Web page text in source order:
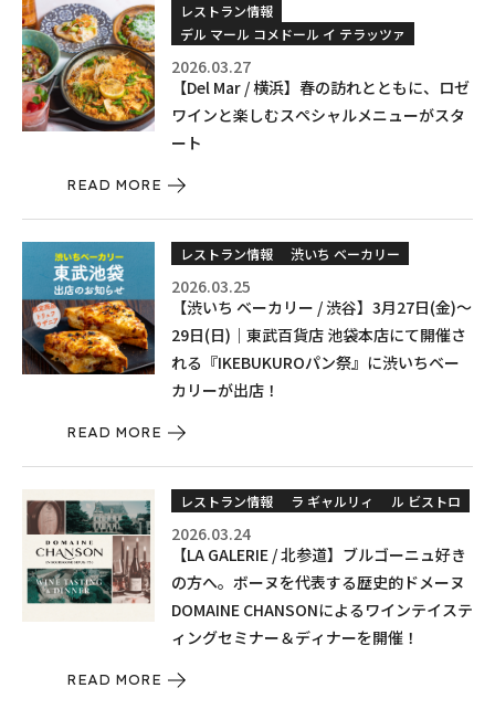
レストラン情報
デル マール コメドール イ テラッツァ
2026.03.27
【Del Mar / 横浜】春の訪れとともに、ロゼ
ワインと楽しむスペシャルメニューがスタ
ート
READ MORE
レストラン情報 渋いち ベーカリー
2026.03.25
【渋いち ベーカリー / 渋谷】3月27日(金)〜
29日(日)｜東武百貨店 池袋本店にて開催さ
れる『IKEBUKUROパン祭』に渋いちベー
カリーが出店！
READ MORE
レストラン情報 ラ ギャルリィ ル ビストロ
2026.03.24
【LA GALERIE / 北参道】ブルゴーニュ好き
の方へ。ボーヌを代表する歴史的ドメーヌ
DOMAINE CHANSONによるワインテイステ
ィングセミナー＆ディナーを開催！
READ MORE